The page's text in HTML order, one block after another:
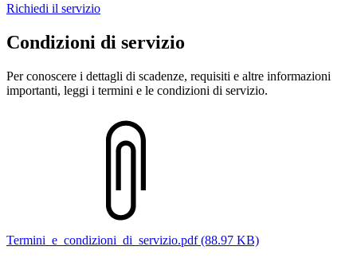
Richiedi il servizio
Condizioni di servizio
Per conoscere i dettagli di scadenze, requisiti e altre informazioni
importanti, leggi i termini e le condizioni di servizio.
Termini_e_condizioni_di_servizio.pdf (88.97 KB)